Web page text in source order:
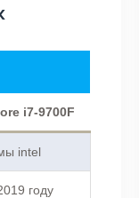
i7-9700F
intel
году